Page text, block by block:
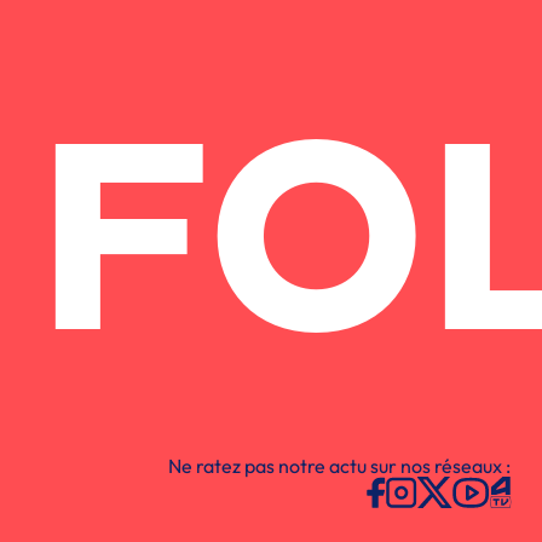
Ne ratez pas notre actu sur nos réseaux :